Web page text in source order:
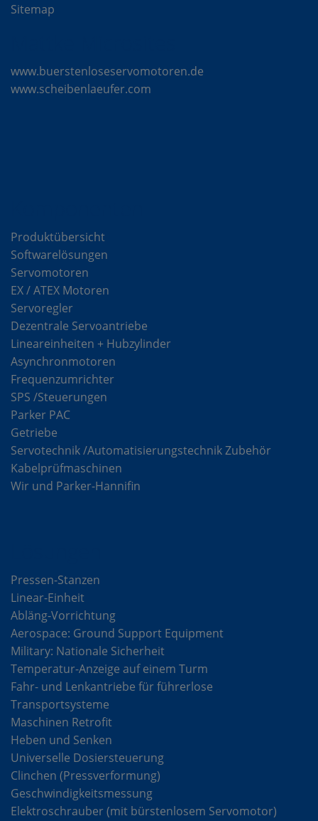
Sitemap
www.buerstenloseservomotoren.de
www.scheibenlaeufer.com
Produktübersicht
Softwarelösungen
Servomotoren
EX / ATEX Motoren
Servoregler
Dezentrale Servoantriebe
Lineareinheiten + Hubzylinder
Asynchronmotoren
Frequenzumrichter
SPS /Steuerungen
Parker PAC
Getriebe
Servotechnik /Automatisierungstechnik Zubehör
Kabelprüfmaschinen
Wir und Parker-Hannifin
Pressen-Stanzen
Linear-Einheit
Abläng-Vorrichtung
Aerospace: Ground Support Equipment
Military: Nationale Sicherheit
Temperatur-Anzeige auf einem Turm
Fahr- und Lenkantriebe für führerlose
Transportsysteme
Maschinen Retrofit
Heben und Senken
Universelle Dosiersteuerung
Clinchen (Pressverformung)
Geschwindigkeitsmessung
Elektroschrauber (mit bürstenlosem Servomotor)